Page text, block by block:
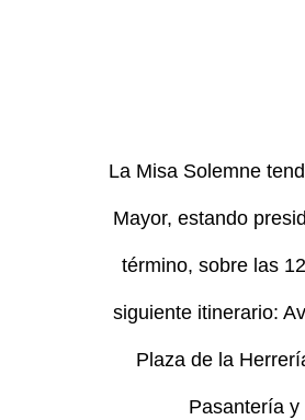
La Misa Solemne
Mayor, estando
término, sobre las
siguiente itinerario:
Plaza de la
Pasantería